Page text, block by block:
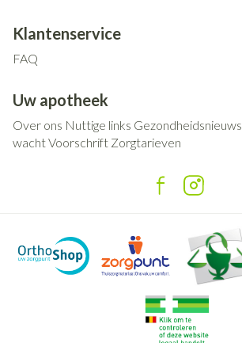
Klantenservice
FAQ
Uw apotheek
Over ons Nuttige links Gezondheidsnieuws
wachtVoorschrift Zorgtarieven